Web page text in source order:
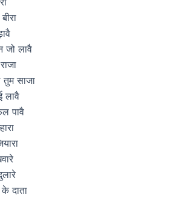
जो लावै
साजा
लावै
पावै
के दाता